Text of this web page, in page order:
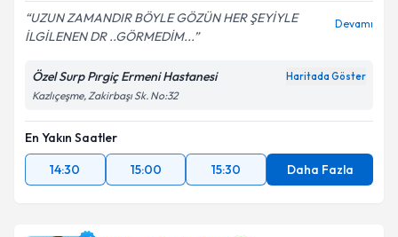
UZUN ZAMANDIR BÖYLE GÖZÜN HER ŞEYİYLE
İLGİLENEN DR ..GÖRMEDİM...
Devamı
Özel Surp Pırgiç Ermeni Hastanesi Haritada Göster
Kazlıçeşme, Zakirbaşı Sk. No:32
En Yakın Saatler
14:30
15:00 15:30 Daha Fazla